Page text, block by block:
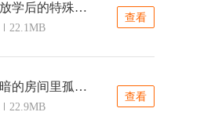
小春放学后的特殊教育桃子移植
22.1MB
查看
在阴暗的房间里孤独的女孩
22.9MB
查看